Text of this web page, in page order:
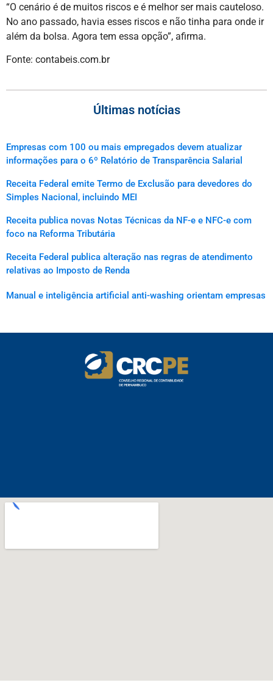
“O cenário é de muitos riscos e é melhor ser mais cauteloso.
No ano passado, havia esses riscos e não tinha para onde ir
além da bolsa. Agora tem essa opção”, afirma.
Fonte: contabeis.com.br
Últimas notícias
Empresas com 100 ou mais empregados devem atualizar
informações para o 6º Relatório de Transparência Salarial
Receita Federal emite Termo de Exclusão para devedores do
Simples Nacional, incluindo MEI
Receita publica novas Notas Técnicas da NF-e e NFC-e com
foco na Reforma Tributária
Receita Federal publica alteração nas regras de atendimento
relativas ao Imposto de Renda
Manual e inteligência artificial anti-washing orientam empresas